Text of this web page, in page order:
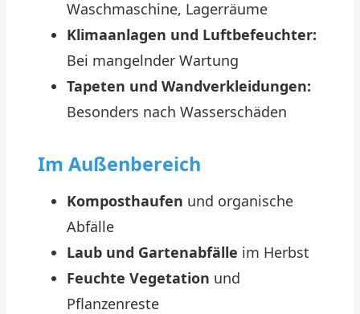
Waschmaschine, Lagerräume
Klimaanlagen und Luftbefeuchter:
Bei mangelnder Wartung
Tapeten und Wandverkleidungen:
Besonders nach Wasserschäden
Im Außenbereich
Komposthaufen und organische
Abfälle
Laub und Gartenabfälle im Herbst
Feuchte Vegetation und
Pflanzenreste